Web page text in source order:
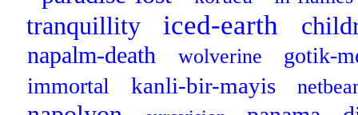
tranquillity iced-earth
napalm-death wolverine
gotik-
immortal
kanli-bir-mayis